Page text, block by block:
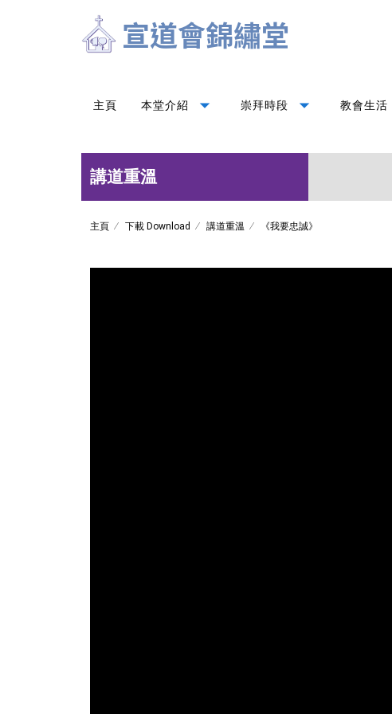
主頁 本堂介紹 arrow_drop_down 崇拜時段 arrow_drop_down 教會生活
講道重溫
主頁 下載 Download 講道重溫 《我要忠誠》